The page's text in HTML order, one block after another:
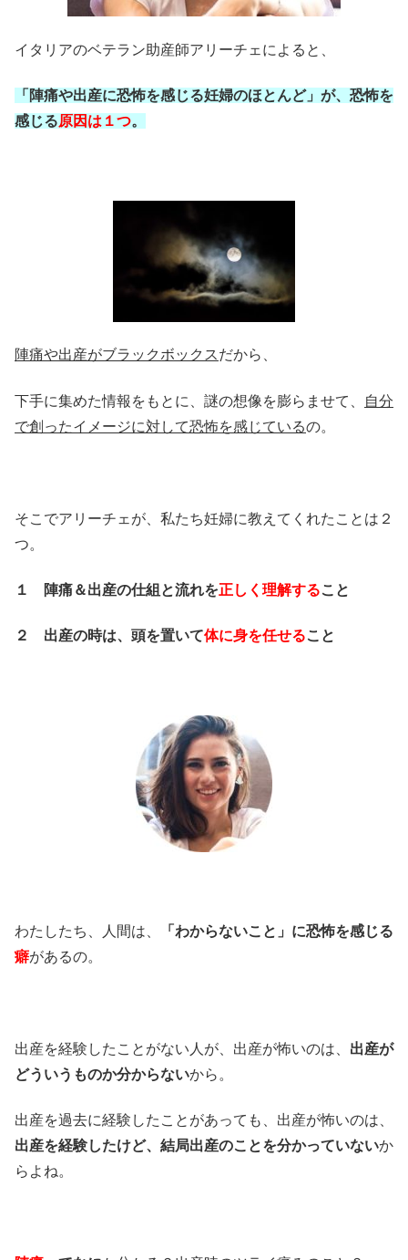
イタリアのベテラン助産師アリーチェによると、
「陣痛や出産に恐怖を感じる妊婦のほとんど」が、恐怖を
感じる原因は１つ。
陣痛や出産がブラックボックスだから、
下手に集めた情報をもとに、謎の想像を膨らませて、
自分
で創ったイメージに対して恐怖を感じているの。
そこでアリーチェが、私たち妊婦に教えてくれたことは２
つ。
１ 陣痛＆出産の仕組と流れを正しく理解すること
２ 出産の時は、頭を置いて体に身を任せること
わたしたち、人間は、
「わからないこと」に恐怖を感じる
癖があるの。
出産を経験したことがない人が、出産が怖いのは、 出産が
どういうものか分からないから。
出産を過去に経験したことがあっても、出産が怖いのは、
出産を経験したけど、結局出産のことを分かっていないか
らよね。